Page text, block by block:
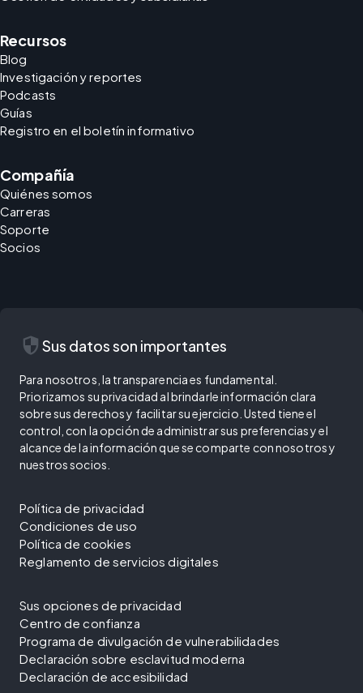
Recursos
Blog
Investigación y reportes
Podcasts
Guías
Registro en el boletín informativo
Compañía
Quiénes somos
Carreras
Soporte
Socios
security Sus datos son importantes
Para nosotros, la transparencia es fundamental.
Priorizamos su privacidad al brindarle información clara
sobre sus derechos y facilitar su ejercicio. Usted tiene el
control, con la opción de administrar sus preferencias y el
alcance de la información que se comparte con nosotros y
nuestros socios.
Política de privacidad
Condiciones de uso
Política de cookies
Reglamento de servicios digitales
Sus opciones de privacidad
Centro de confianza
Programa de divulgación de vulnerabilidades
Declaración sobre esclavitud moderna
Declaración de accesibilidad